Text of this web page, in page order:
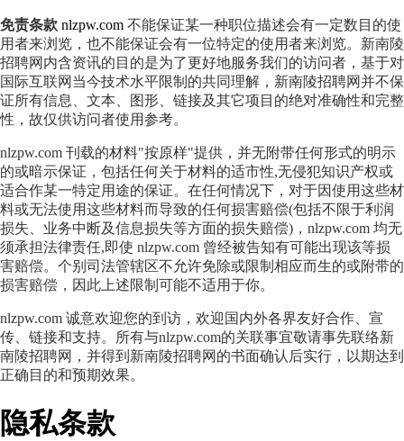
免责条款 nlzpw.com 不能保证某一种职位描述会有一定数目的使
用者来浏览，也不能保证会有一位特定的使用者来浏览。新南陵
招聘网内含资讯的目的是为了更好地服务我们的访问者，基于对
国际互联网当今技术水平限制的共同理解，新南陵招聘网并不保
证所有信息、文本、图形、链接及其它项目的绝对准确性和完整
性，故仅供访问者使用参考。
nlzpw.com 刊载的材料"按原样"提供，并无附带任何形式的明示
的或暗示保证，包括任何关于材料的适市性,无侵犯知识产权或
适合作某一特定用途的保证。在任何情况下，对于因使用这些材
料或无法使用这些材料而导致的任何损害赔偿(包括不限于利润
损失、业务中断及信息损失等方面的损失赔偿)，nlzpw.com 均无
须承担法律责任,即使 nlzpw.com 曾经被告知有可能出现该等损
害赔偿。个别司法管辖区不允许免除或限制相应而生的或附带的
损害赔偿，因此上述限制可能不适用于你。
nlzpw.com 诚意欢迎您的到访，欢迎国内外各界友好合作、宣
传、链接和支持。所有与nlzpw.com的关联事宜敬请事先联络新
南陵招聘网，并得到新南陵招聘网的书面确认后实行，以期达到
正确目的和预期效果。
隐私条款